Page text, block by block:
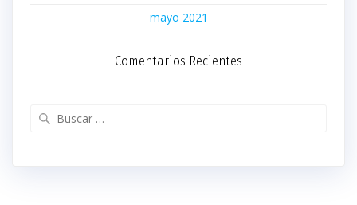
mayo 2021
Comentarios Recientes